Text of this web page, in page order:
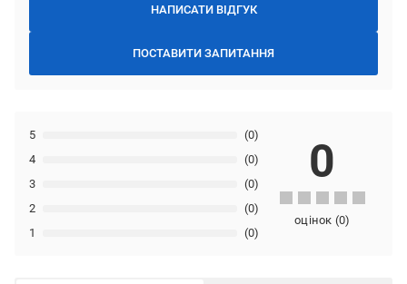
НАПИСАТИ ВІДГУК
ПОСТАВИТИ ЗАПИТАННЯ
1 (0)
2 (0)
3 (0)
4 (0)
5 (0)
0
оцінок (0)